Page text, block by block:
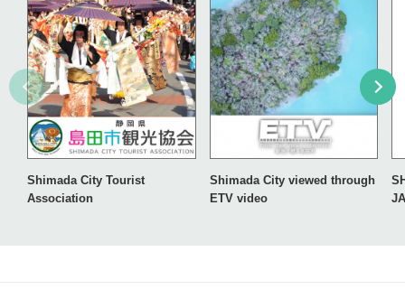
Shimada City Tourist
Association
Shimada City viewed through
ETV video